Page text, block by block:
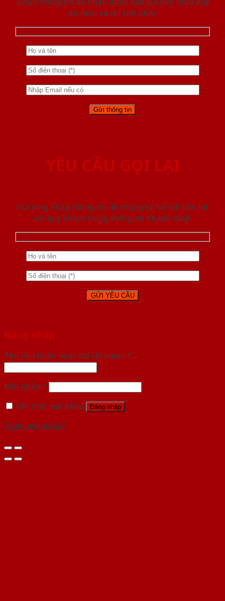
đủ nhất và chi tiết nhất.
YÊU CẦU GỌI LẠI
Vui lòng nhập thông tin để chúng tôi có thể liên hệ
với quý khách trong thời gian nhanh nhất.
Đăng nhập
Tên tài khoản hoặc địa chỉ email *
Mật khẩu *
Ghi nhớ mật khẩu
Đăng nhập
Quên mật khẩu?